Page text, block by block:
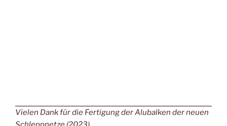
Vielen Dank für die Fertigung der Alubalken der neuen